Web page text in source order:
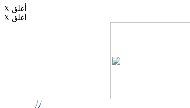
X أغلق
X أغلق